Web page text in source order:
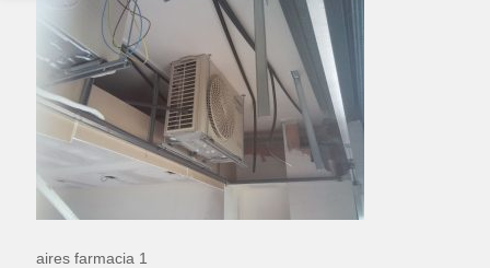
aires farmacia 1